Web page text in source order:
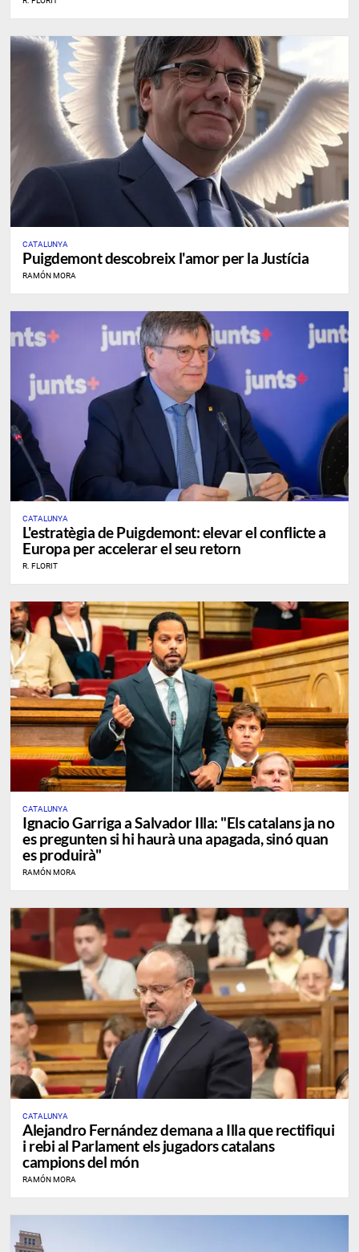
CATALUNYA
Puigdemont descobreix l'amor per la Justícia
RAMÓN MORA
CATALUNYA
L'estratègia de Puigdemont: elevar el conflicte a
Europa per accelerar el seu retorn
R. FLORIT
CATALUNYA
Ignacio Garriga a Salvador Illa: "Els catalans ja no
es pregunten si hi haurà una apagada, sinó quan
es produirà"
RAMÓN MORA
CATALUNYA
Alejandro Fernández demana a Illa que rectifiqui
i rebi al Parlament els jugadors catalans
campions del món
RAMÓN MORA